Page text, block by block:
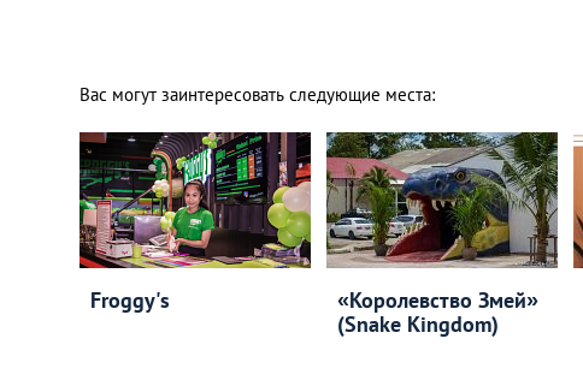
Вас могут заинтересовать следующие места:
Froggy's
«Королевство Змей»
(Snake Kingdom)